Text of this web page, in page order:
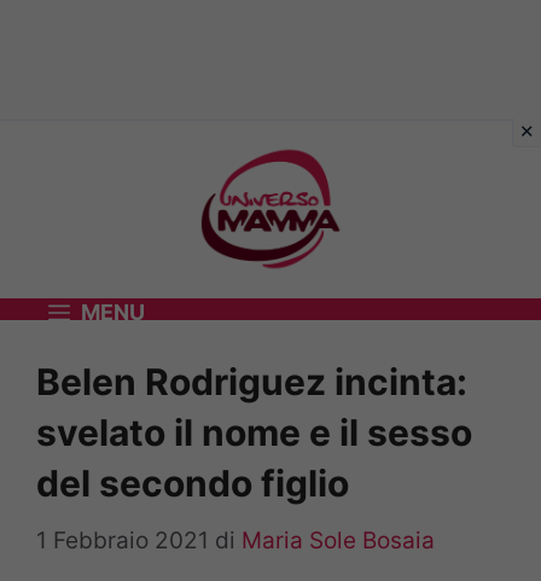
MENU
Belen Rodriguez incinta:
svelato il nome e il sesso
del secondo figlio
1 Febbraio 2021 di Maria Sole Bosaia